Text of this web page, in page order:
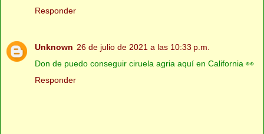
Responder
Unknown 26 de julio de 2021 a las 10:33 p.m.
Don de puedo conseguir ciruela agria aquí en California 👀
Responder